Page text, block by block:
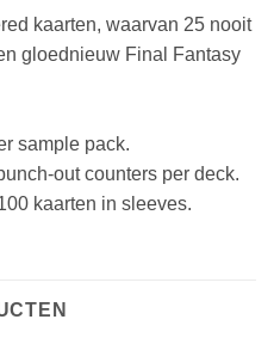
kaarten, waarvan 25 nooit
gloednieuw Final Fantasy
sample pack.
out counters per deck.
kaarten in sleeves.